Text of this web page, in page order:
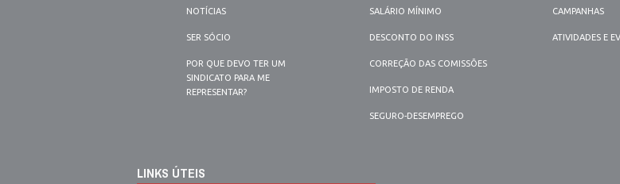
NOTÍCIAS
SER SÓCIO
POR QUE DEVO TER UM
SINDICATO PARA ME
REPRESENTAR?
SALÁRIO MÍNIMO
DESCONTO DO INSS
CORREÇÃO DAS COMISSÕES
IMPOSTO DE RENDA
SEGURO-DESEMPREGO
CAMPANHAS
ATIVIDADES E
LINKS ÚTEIS